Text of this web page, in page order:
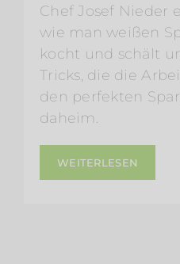
Chef Josef Nieder
wie man weißen
kocht und schält
Tricks, die die
den perfekten
daheim.
WEITERLESEN